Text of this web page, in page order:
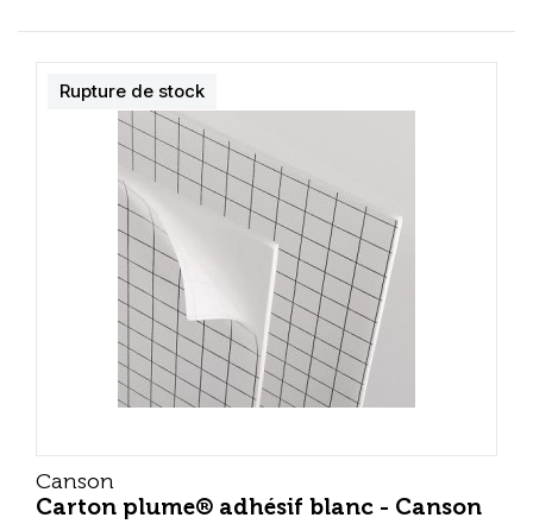
Canson
Carton plume® adhésif blanc - Canson
Rupture de stock